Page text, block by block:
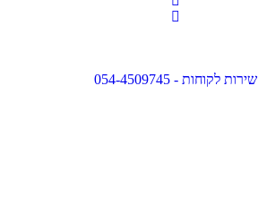
שירות לקוחות - 054-4509745